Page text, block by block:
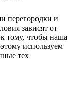
перегородки и
зависят от
тому, чтобы наша
используем
тех